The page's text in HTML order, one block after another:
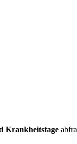
Krankheitstage